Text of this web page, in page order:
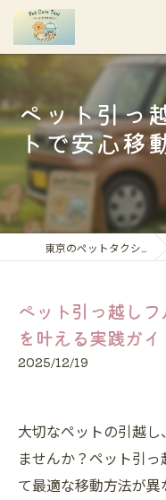
ペット引っ
トで安心移
ペット引っ越し
を叶える実践ガイ
2025/12/19
大切なペットの引越
ませんか？ペット引
て最適な移動方法が